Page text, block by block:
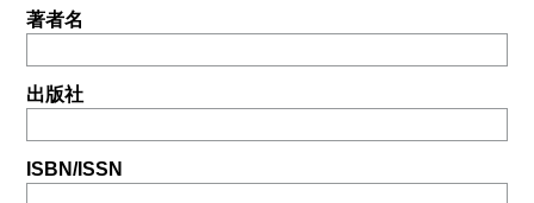
著者名
出版社
ISBN/ISSN